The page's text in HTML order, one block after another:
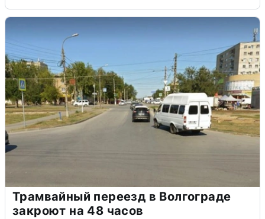
Трамвайный переезд в Волгограде
закроют на 48 часов